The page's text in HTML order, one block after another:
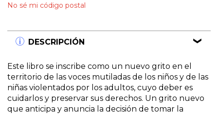
No sé mi código postal
DESCRIPCIÓN
Este libro se inscribe como un nuevo grito en el
territorio de las voces mutiladas de los niños y de las
niñas violentados por los adultos, cuyo deber es
cuidarlos y preservar sus derechos. Un grito nuevo
que anticipa y anuncia la decisión de tomar la